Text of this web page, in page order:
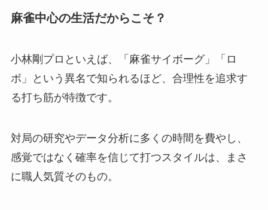
麻雀中心の生活だからこそ？
小林剛プロといえば、「麻雀サイボーグ」「ロ
ボ」という異名で知られるほど、合理性を追求す
る打ち筋が特徴です。
対局の研究やデータ分析に多くの時間を費やし、
感覚ではなく確率を信じて打つスタイルは、まさ
に職人気質そのもの。